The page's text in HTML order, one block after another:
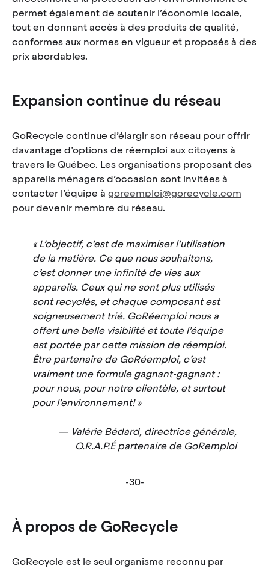
permet également de soutenir l’économie locale,
tout en donnant accès à des produits de qualité,
conformes aux normes en vigueur et proposés à des
prix abordables.
Expansion continue du réseau
GoRecycle continue d’élargir son réseau pour offrir
davantage d’options de réemploi aux citoyens à
travers le Québec. Les organisations proposant des
appareils ménagers d’occasion sont invitées à
contacter l’équipe à goreemploi@gorecycle.com
pour devenir membre du réseau.
L’objectif, c’est de maximiser l’utilisation
de la matière. Ce que nous souhaitons,
c’est donner une infinité de vies aux
appareils. Ceux qui ne sont plus utilisés
sont recyclés, et chaque composant est
soigneusement trié. GoRéemploi nous a
offert une belle visibilité et toute l’équipe
est portée par cette mission de réemploi.
Être partenaire de GoRéemploi, c’est
vraiment une formule gagnant-gagnant :
pour nous, pour notre clientèle, et surtout
pour l’environnement!
Valérie Bédard, directrice générale,
O.R.A.P.É partenaire de GoRemploi
-30-
À propos de GoRecycle
GoRecycle est le seul organisme reconnu par